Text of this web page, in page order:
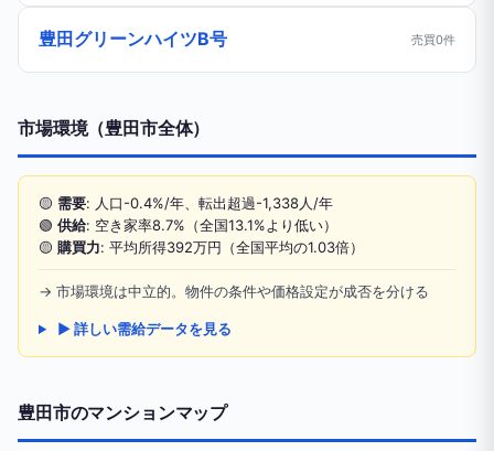
豊田グリーンハイツB号 売買0件
市場環境（豊田市全体）
🟡 需要: 人口-0.4%/年、転出超過-1,338人/年
🟢 供給: 空き家率8.7%（全国13.1%より低い）
🟡 購買力: 平均所得392万円（全国平均の1.03倍）
→ 市場環境は中立的。物件の条件や価格設定が成否を分ける
▶ 詳しい需給データを見る
豊田市のマンションマップ